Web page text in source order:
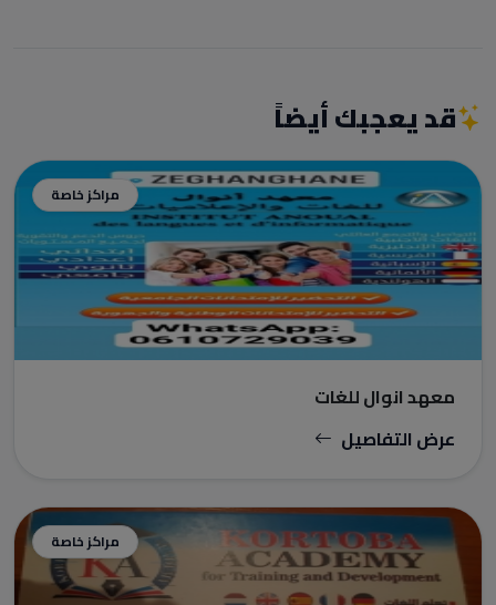
قد يعجبك أيضاً
مراكز خاصة
معهد انوال للغات
عرض التفاصيل
مراكز خاصة